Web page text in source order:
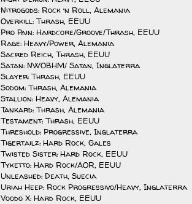
Nitrogods: Rock ‘n Roll, Alemania
Overkill: Thrash, EEUU
Pro Pain: Hardcore/Groove/Thrash, EEUU
Rage: Heavy/Power, Alemania
Sacred Reich, Thrash, EEUU
Satan: NWOBHM/ Satan, Inglaterra
Slayer: Thrash, EEUU
Sodom: Thrash, Alemania
Stallion: Heavy, Alemania
Tankard: Thrash, Alemania
Testament: Thrash, EEUU
Threshold: Progressive, Inglaterra
Tigertailz: Hard Rock, Gales
Twisted Sister: Hard Rock, EEUU
Tyketto: Hard Rock/AOR, EEUU
Unleashed: Death, Suecia
Uriah Heep: Rock Progressivo/Heavy, Inglaterra
Voodo X: Hard Rock, EEUU